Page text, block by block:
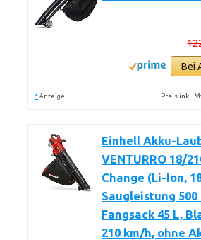
Bei
* Anzeige Preis inkl.
Einhell Akku-
VENTURRO 18/
Change (Li-Ion,
Saugleistung 500
Fangsack 45 L,
210 km/h, ohne